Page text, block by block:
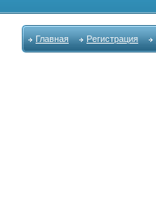
Главная Регистрация